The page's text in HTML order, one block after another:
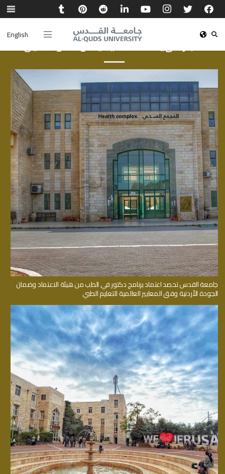
Englishأخبار الهيئة الأكاديمية والموظفين
جامعة القدس تحصد اعتماد برنامج دكتور في الطب من هيئة الاعتماد وضمان
الجودة الأردنية وفق المعايير العالمية للتعليم الطبي